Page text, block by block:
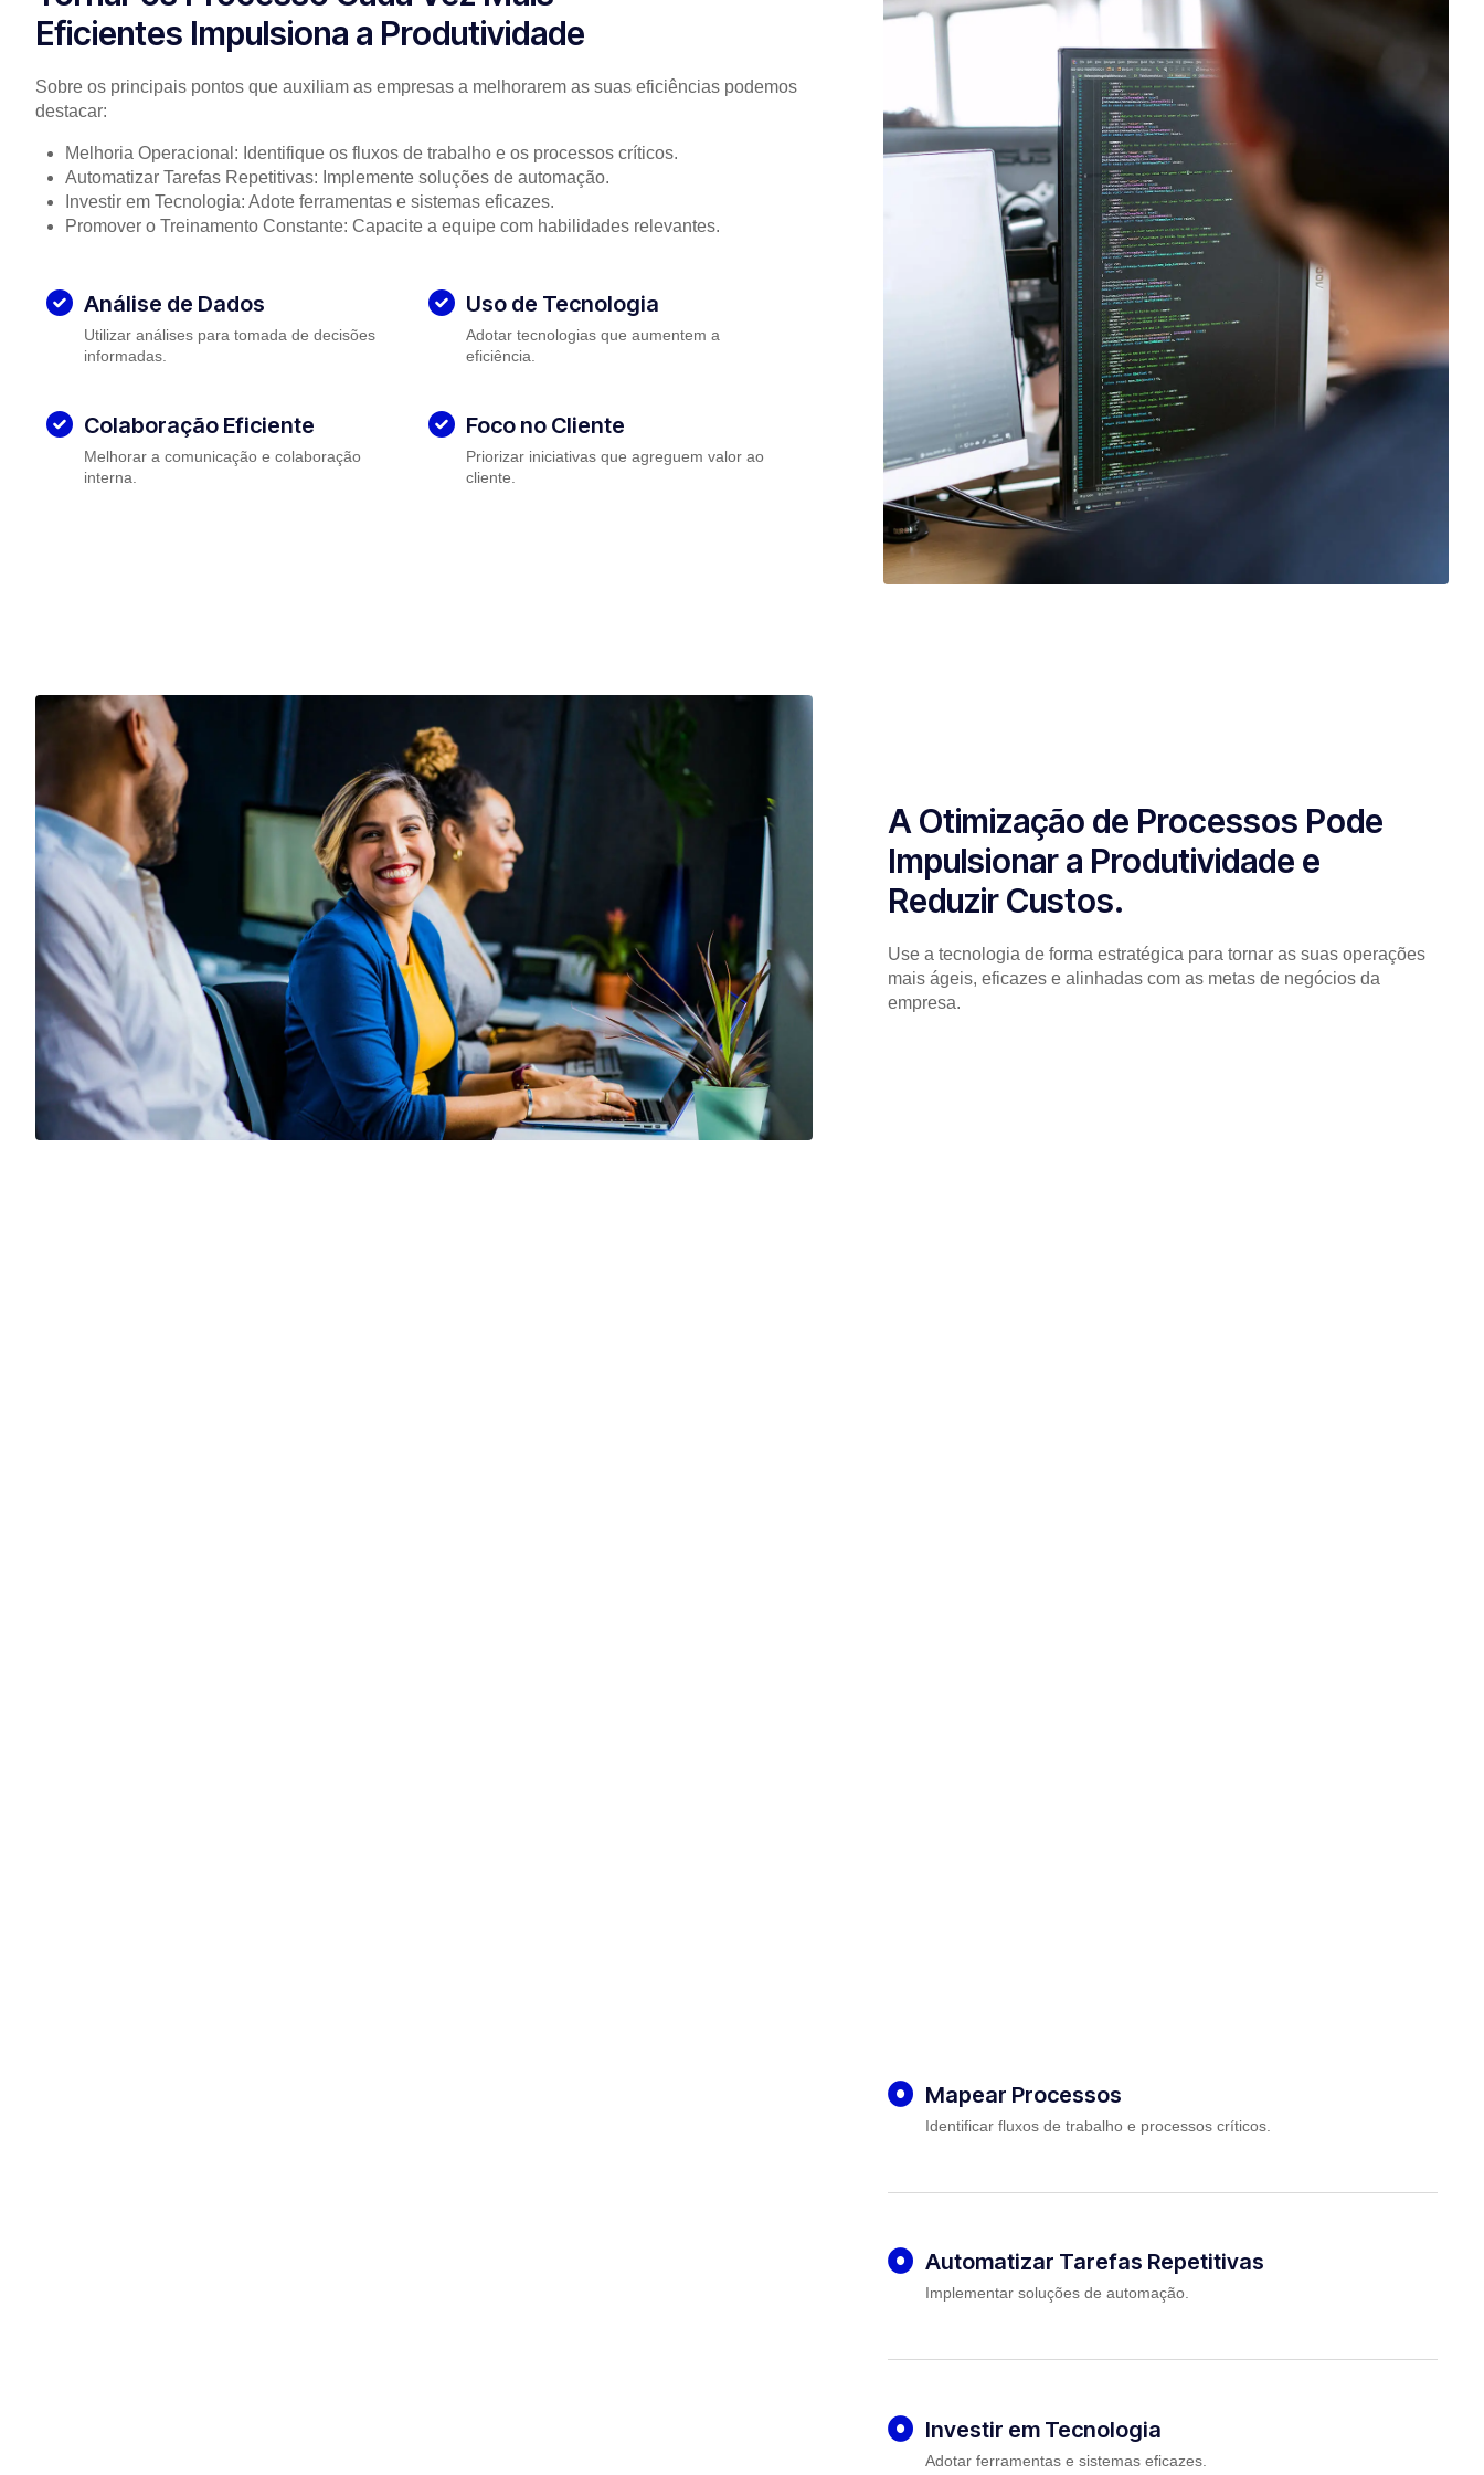
Eficientes Impulsiona a Produtividade
Sobre os principais pontos que auxiliam as empresas a melhorarem as suas eficiências podemos
destacar:
Melhoria Operacional: Identifique os fluxos de trabalho e os processos críticos.
Automatizar Tarefas Repetitivas: Implemente soluções de automação.
Investir em Tecnologia: Adote ferramentas e sistemas eficazes.
Promover o Treinamento Constante: Capacite a equipe com habilidades relevantes.
Análise de Dados
Utilizar análises para tomada de decisões
informadas.
Colaboração Eficiente
Melhorar a comunicação e colaboração
interna.
Uso de Tecnologia
Adotar tecnologias que aumentem a
eficiência.
Foco no Cliente
Priorizar iniciativas que agreguem valor ao
cliente.
A Otimização de Processos Pode
Impulsionar a Produtividade e
Reduzir Custos.
Use a tecnologia de forma estratégica para tornar as suas operações
mais ágeis, eficazes e alinhadas com as metas de negócios da
empresa.
Mapear Processos
Identificar fluxos de trabalho e processos críticos.
Automatizar Tarefas Repetitivas
Implementar soluções de automação.
Investir em Tecnologia
Adotar ferramentas e sistemas eficazes.